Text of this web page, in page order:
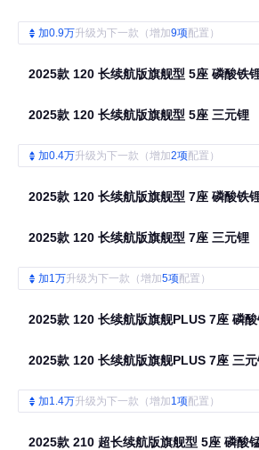
加0.9万升级为下一款（增加9项配置）
2025款 120 长续航版旗舰型 5座 磷酸铁
2025款 120 长续航版旗舰型 5座 三元锂
加0.4万升级为下一款（增加2项配置）
2025款 120 长续航版旗舰型 7座 磷酸铁
2025款 120 长续航版旗舰型 7座 三元锂
加1万升级为下一款（增加5项配置）
2025款 120 长续航版旗舰PLUS 7座 磷
2025款 120 长续航版旗舰PLUS 7座 三
加1.4万升级为下一款（增加1项配置）
2025款 210 超长续航版旗舰型 5座 磷酸